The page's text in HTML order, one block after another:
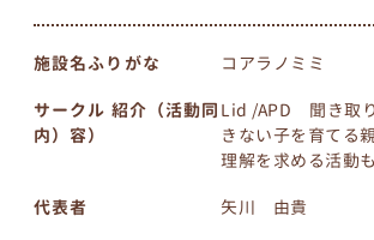
施設名ふりがな コアラノミミ
サークル 紹介（活動同
内）容）
Lid /APD 聞き取
きない子を育てる
理解を求める活動
代表者 矢川 由貴